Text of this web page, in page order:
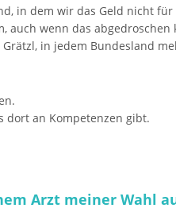
in dem wir das Geld nicht
wenn das
in jedem Bundesland
dort an Kompetenzen gibt.
Arzt meiner Wahl